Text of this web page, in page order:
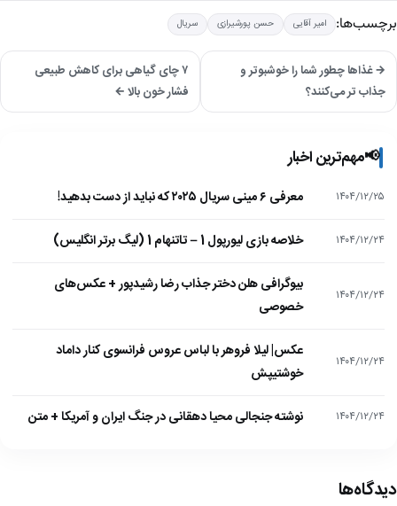
برچسب‌ها: امیر آقایی حسن پورشیرازی سریال
→ غذاها چطور شما را خوشبوتر و
جذاب تر می‌کنند؟
۷ چای گیاهی برای کاهش طبیعی
فشار خون بالا ←
📢مهم‌ترین اخبار
۱۴۰۴/۱۲/۲۵ معرفی ۶ مینی سریال ۲۰۲۵ که نباید از دست بدهید!
۱۴۰۴/۱۲/۲۴ خلاصه بازی لیورپول 1 – تاتنهام 1 (لیگ برتر انگلیس)
۱۴۰۴/۱۲/۲۴
بیوگرافی هلن دختر جذاب رضا رشیدپور + عکس‌های
خصوصی
۱۴۰۴/۱۲/۲۴
عکس| لیلا فروهر با لباس عروس فرانسوی کنار داماد
خوشتیپش
۱۴۰۴/۱۲/۲۴ نوشته جنجالی محیا دهقانی در جنگ ایران و آمریکا + متن
دیدگاه‌ها